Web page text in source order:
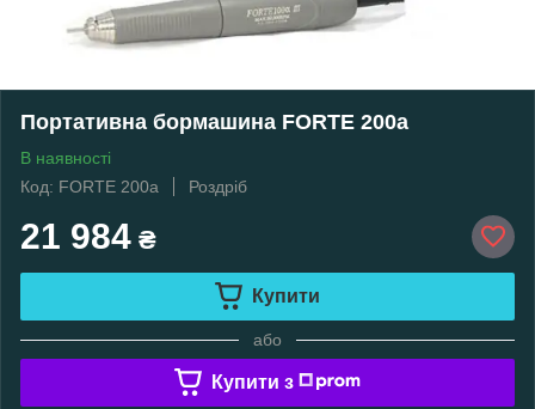
Портативна бормашина FORTE 200a
В наявності
Код: FORTE 200a
Роздріб
21 984 ₴
Купити
або
Купити з